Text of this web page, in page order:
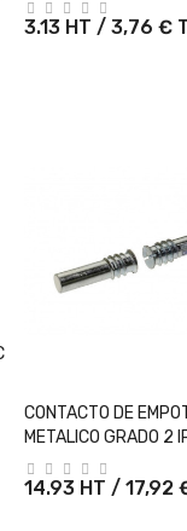
3.13 HT / 3,76 €
+ Ajouter Au
CONTACTO DE
METALICO GRADO 2
14.93 HT / 17,92